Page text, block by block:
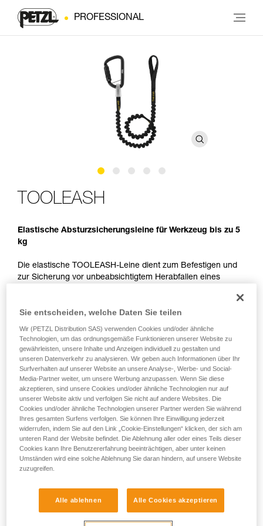
PROFESSIONAL
TOOLEASH
Elastische Absturzsicherungsleine für Werkzeug bis zu 5
kg
Die elastische TOOLEASH-Leine dient zum Befestigen und
zur Sicherung vor unbeabsichtigtem Herabfallen eines
Befestigungssystem ermöglicht eine dauerhafte Verbindung
TOOLEASH ist Teil einer Komplettlösung zum Schutz vor
unbeabsichtigtem Herabfallen von Werkzeug.
HOW TO Use ou solutions for dropped tool
prevention
Sie entscheiden, welche Daten Sie teilen
Wir (PETZL Distribution SAS) verwenden Cookies und/oder ähnliche
Technologien, um das ordnungsgemäße Funktionieren unserer Website zu
gewährleisten, unsere Inhalte und Anzeigen individuell zu gestalten und
unseren Datenverkehr zu analysieren. Wir geben auch Informationen über Ihr
Surfverhalten auf unserer Website an unsere Analyse-, Werbe- und Social-
Media-Partner weiter, um unsere Werbung anzupassen. Wenn Sie diese
akzeptieren, sind unsere Cookies und/oder ähnliche Technologien nur auf
unserer Website aktiv und verfolgen Sie nicht auf andere Websites. Die
Cookies und/oder ähnliche Technologien unserer Partner werden Sie während
Ihres gesamten Surfens verfolgen. Sie können Ihre Einwilligung jederzeit
widerrufen, indem Sie auf den Link „Cookie-Einstellungen“ klicken, der sich am
unteren Rand der Website befindet. Die Ablehnung aller oder eines Teils dieser
Cookies kann Ihre Benutzererfahrung beeinträchtigen, aber unter keinen
Umständen wird eine solche Ablehnung Sie daran hindern, auf unsere Website
zuzugreifen.
Alle ablehnen Alle Cookies akzeptieren